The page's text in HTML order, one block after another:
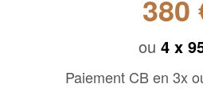
380
ou 4 x
Paiement CB en 3x